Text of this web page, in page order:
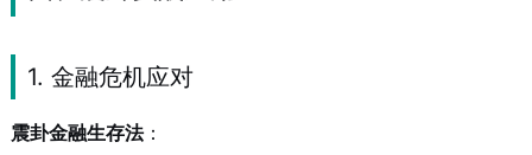
1. 金融危机应对
震卦金融生存法：